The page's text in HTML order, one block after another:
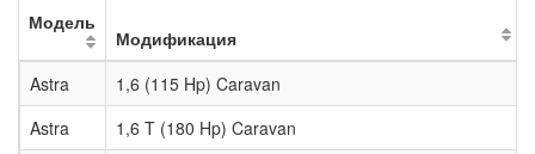
Модель
Модификация
Astra
1,6 (115 Hp) Caravan
Astra
1,6 T (180 Hp) Caravan